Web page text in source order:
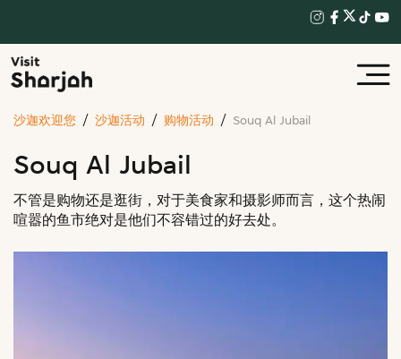
沙迦欢迎您 沙迦活动 购物活动 Souq Al Jubail
Souq Al Jubail
不管是购物还是逛街，对于美食家和摄影师而言，这个热闹
喧嚣的鱼市绝对是他们不容错过的好去处。